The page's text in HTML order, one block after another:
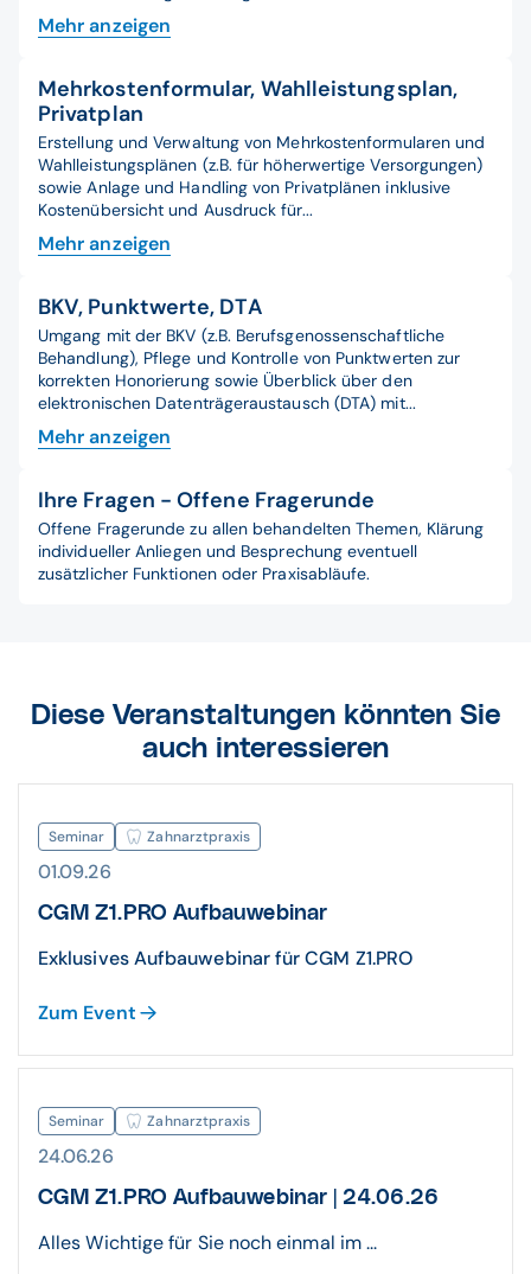
Mehr anzeigen
Mehrkostenformular, Wahlleistungsplan,
Privatplan
Erstellung und Verwaltung von Mehrkostenformularen und
Wahlleistungsplänen (z.B. für höherwertige Versorgungen)
sowie Anlage und Handling von Privatplänen inklusive
Kostenübersicht und Ausdruck für...
Mehr anzeigen
BKV, Punktwerte, DTA
Umgang mit der BKV (z.B. Berufsgenossenschaftliche
Behandlung), Pflege und Kontrolle von Punktwerten zur
korrekten Honorierung sowie Überblick über den
elektronischen Datenträgeraustausch (DTA) mit...
Mehr anzeigen
Ihre Fragen - Offene Fragerunde
Offene Fragerunde zu allen behandelten Themen, Klärung
individueller Anliegen und Besprechung eventuell
zusätzlicher Funktionen oder Praxisabläufe.
Diese Veranstaltungen könnten Sie
auch interessieren
Seminar Zahnarztpraxis
01.09.26
CGM Z1.PRO Aufbauwebinar
Exklusives Aufbauwebinar für CGM Z1.PRO
Zum Event
Seminar Zahnarztpraxis
24.06.26
CGM Z1.PRO Aufbauwebinar | 24.06.26
Alles Wichtige für Sie noch einmal im ...